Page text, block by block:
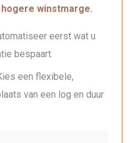
winstmarge.
eerst wat u
bespaart.
een flexibele,
van een log en duur